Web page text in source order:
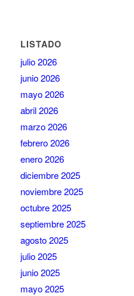
LISTADO
julio 2026
junio 2026
mayo 2026
abril 2026
marzo 2026
febrero 2026
enero 2026
diciembre 2025
noviembre 2025
octubre 2025
septiembre 2025
agosto 2025
julio 2025
junio 2025
mayo 2025